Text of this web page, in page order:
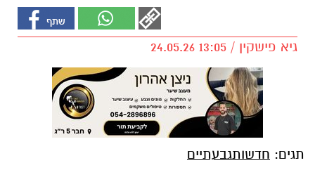
גיא פישקין / 13:05 24.05.26
תגים: חדשותגבעתיים